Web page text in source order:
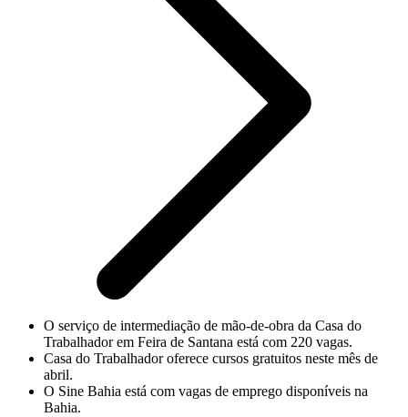
O serviço de intermediação de mão-de-obra da Casa do
Trabalhador em Feira de Santana está com 220 vagas.
Casa do Trabalhador oferece cursos gratuitos neste mês de
abril.
O Sine Bahia está com vagas de emprego disponíveis na
Bahia.